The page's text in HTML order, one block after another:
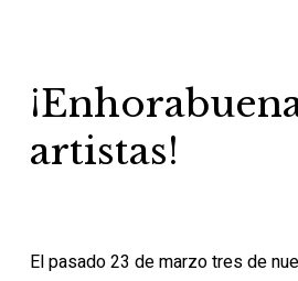
artistas!
El pasado 23 de marzo tres de